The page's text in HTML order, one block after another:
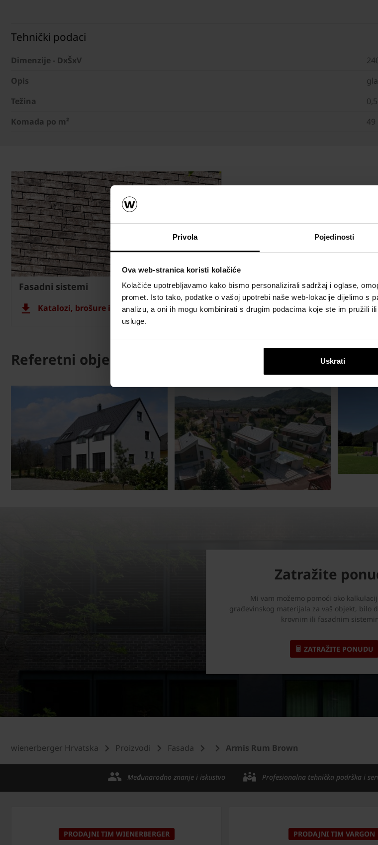
Privola Pojedinosti
Ova web-stranica koristi kolačiće
Kolačiće upotrebljavamo kako bismo personalizirali sadržaj i oglase,
promet. Isto tako, podatke o vašoj upotrebi naše web-lokacije dijelimo s
analizu, a oni ih mogu kombinirati s drugim podacima koje ste im pružili
usluge.
Uskrati
Tehnički podaci
Dimenzije - DxŠxV
Opis
Težina
Komada po m²
Fasadni sistemi
Katalozi, brošure i tehnička dokumentacija
Referetni objekti
Zatražite
Mi vam možemo pomoći oko
građevinskog materijala za vaš objekt, bilo
krovnim ili fasadnim
ZATRAŽITE PONUDU
wienerberger Hrvatska Proizvodi Fasada Armis Rum Brown
Međunarodno znanje i iskustvo Profesionalna tehnička podrška i
PRODAJNI TIM WIENERBERGER PRODAJNI TIM VARGON